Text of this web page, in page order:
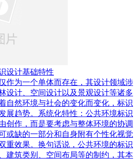
设计基础特性
作为一个单体而存在，其设计领域涉
设计、空间设计以及景观设计等诸多
自然环境与社会的变化而变化，标识
展趋势。系统化特性：公共环境标识
创作，而是要考虑与整体环境的协调
或缺的一部分和自身附有个性化视觉
重效果。换句话说，公共环境的标识
建筑类别、空间布局等的制约，其本